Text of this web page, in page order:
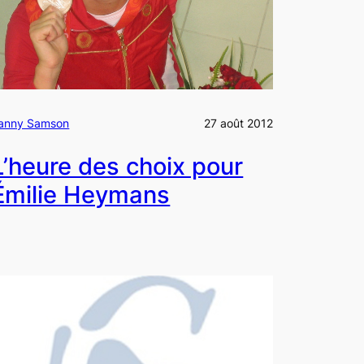
Samson 27 août 2012
des choix pour
Heymans